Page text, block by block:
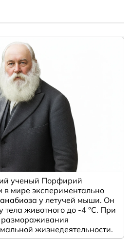
ученый Порфирий
в мире экспериментально
у летучей мыши. Он
тела животного до -4 °C. При
размораживания
жизнедеятельности.